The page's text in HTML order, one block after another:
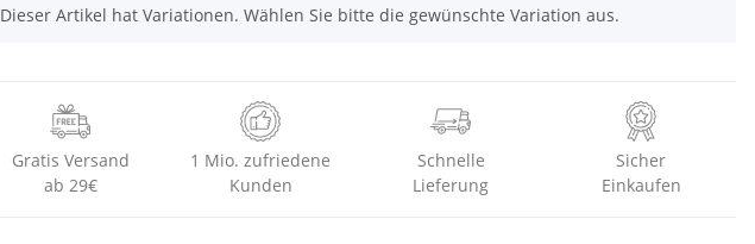
x
Dieser Artikel hat Variationen. Wählen Sie bitte die gewünschte Variation aus.
Gratis Versand
ab 29€
1 Mio. zufriedene
Kunden
Schnelle
Lieferung
Sicher
Einkaufen